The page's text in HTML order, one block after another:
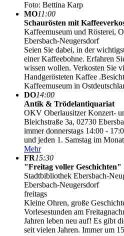
Foto: Bettina Karp
MO11:00
Schaurösten mit
Kaffeemuseum und Rösterei,
Ebersbach-Neugersdorf
Seien Sie dabei, in der
einer Kaffeebohne. Erfahren
wissen wollen. Verkosten Sie
Handgerösteten Kaffee
Kaffeemuseum in
DO14:00
Antik & Trödelantiquariat
OKV Oberlausitzer Konzert-
Bleichstraße 3a, 02730
immer donnerstags 14:00 -
und jeden 1. Samstag im
Mehr
FR15:30
"Freitag voller Geschichten"
Stadtbibliothek Ebersbach-
Ebersbach-Neugersdorf
freitags
Kleine Ohren, große
Vorlesestunden am
Jahren leben neu auf! Es gibt
seit vielen Jahren. Immer um